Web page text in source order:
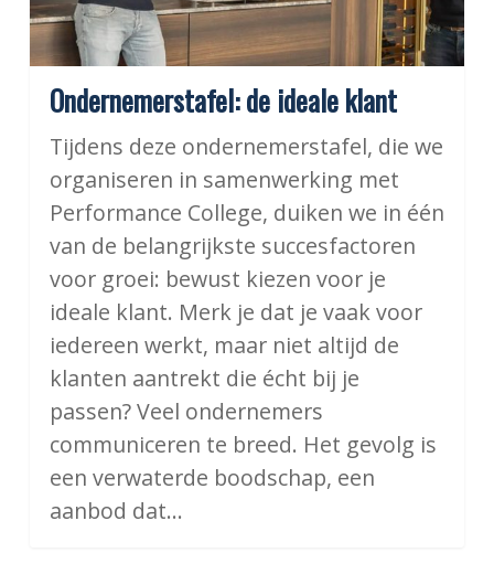
Ondernemerstafel: de ideale klant
Tijdens deze ondernemerstafel, die we
organiseren in samenwerking met
Performance College, duiken we in één
van de belangrijkste succesfactoren
voor groei: bewust kiezen voor je
ideale klant. Merk je dat je vaak voor
iedereen werkt, maar niet altijd de
klanten aantrekt die écht bij je
passen? Veel ondernemers
communiceren te breed. Het gevolg is
een verwaterde boodschap, een
aanbod dat…